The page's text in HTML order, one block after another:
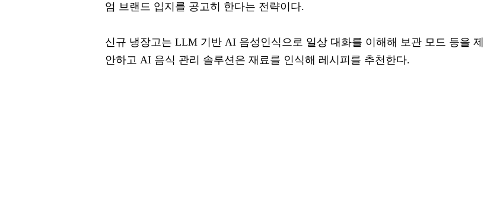
엄 브랜드 입지를 공고히 한다는 전략이다.
신규 냉장고는 LLM 기반 AI 음성인식으로 일상 대화를 이해해 보관 모드 등을 제
안하고 AI 음식 관리 솔루션은 재료를 인식해 레시피를 추천한다.